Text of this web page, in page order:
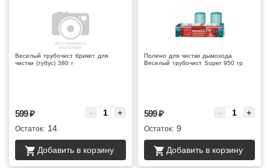
Веселый трубочист брикет для
чистки (тубус) 380 г
599₽ - +
Остаток: 14
Добавить в корзину
Полено для чистки дымохода
Веселый трубочист Super 950 гр
599₽ - +
Остаток: 9
Добавить в корзину